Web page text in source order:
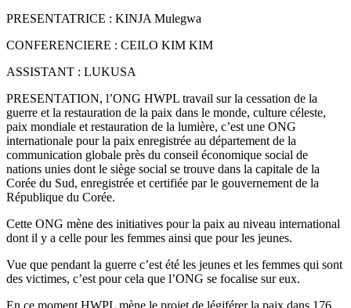
PRESENTATRICE : KINJA Mulegwa
CONFERENCIERE : CEILO KIM KIM
ASSISTANT : LUKUSA
PRESENTATION, l’ONG HWPL travail sur la cessation de la
guerre et la restauration de la paix dans le monde, culture céleste,
paix mondiale et restauration de la lumière, c’est une ONG
internationale pour la paix enregistrée au département de la
communication globale près du conseil économique social de
nations unies dont le siège social se trouve dans la capitale de la
Corée du Sud, enregistrée et certifiée par le gouvernement de la
République du Corée.
Cette ONG mène des initiatives pour la paix au niveau international
dont il y a celle pour les femmes ainsi que pour les jeunes.
Vue que pendant la guerre c’est été les jeunes et les femmes qui sont
des victimes, c’est pour cela que l’ONG se focalise sur eux.